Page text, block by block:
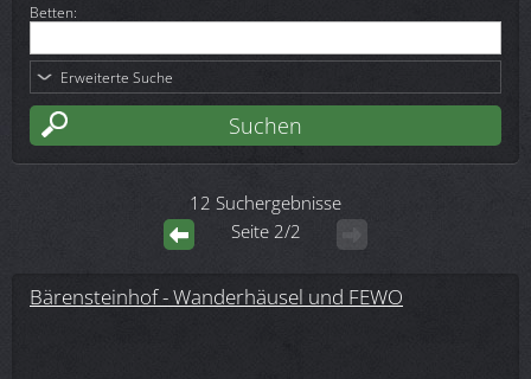
Betten:
Erweiterte Suche
12 Suchergebnisse
Seite 2/2
Bärensteinhof - Wanderhäusel und FEWO